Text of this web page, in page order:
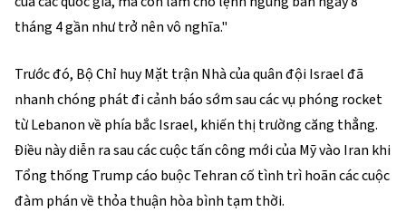
tháng 4 gần như trở nên vô nghĩa."
Trước đó, Bộ Chỉ huy Mặt trận Nhà của quân đội Israel đã
nhanh chóng phát đi cảnh báo sớm sau các vụ phóng rocket
từ Lebanon về phía bắc Israel, khiến thị trường căng thẳng.
Điều này diễn ra sau các cuộc tấn công mới của Mỹ vào Iran khi
Tổng thống Trump cáo buộc Tehran cố tình trì hoãn các cuộc
đàm phán về thỏa thuận hòa bình tạm thời.